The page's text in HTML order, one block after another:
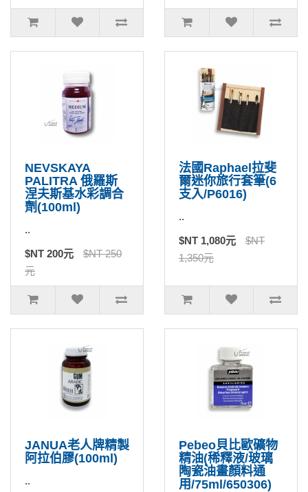
NEVSKAYA
PALITRA 俄羅斯
涅夫斯基水彩調合
劑(100ml)
..
$NT 200元
$NT 250
元
法國Raphael拉斐
爾迷你旅行套筆(6
支入/P6016)
..
$NT 1,080元
$NT
1,350元
JANUA老人牌精製
阿拉伯膠(100ml)
..
Pebeo貝比歐礦物
精油(稀釋液/玻璃
陶瓷油畫顏料通
用/75ml/650306)